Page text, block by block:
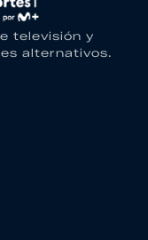
televisión y
alternativos.